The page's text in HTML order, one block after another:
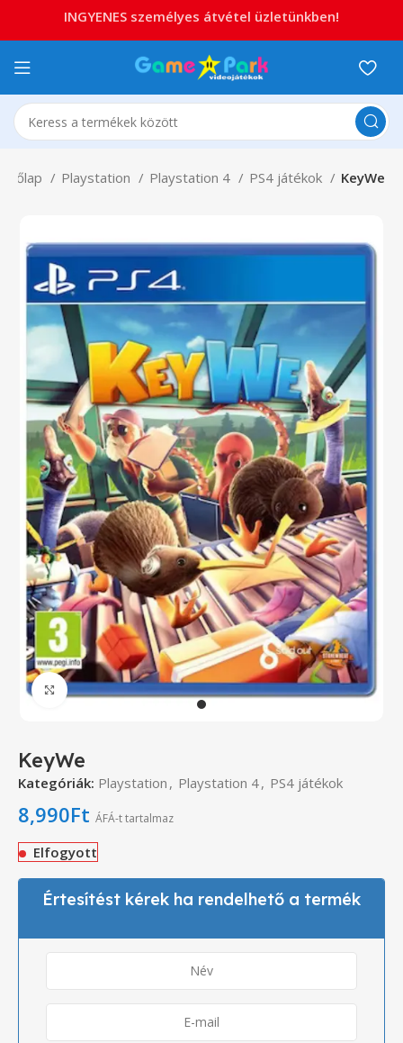
Playstation Playstation 4 PS4 játékok KeyWe
Click to enlarge
KeyWe
Kategóriák: Playstation , Playstation 4, PS4 játékok
8,990Ft ÁFÁ-t tartalmaz
Elfogyott
Értesítést kérek ha rendelhető a termék
INGYENES személyes átvétel üzletünkben!